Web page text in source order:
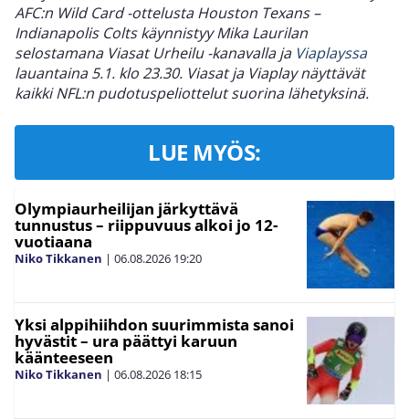
AFC:n Wild Card -ottelusta Houston Texans –
Indianapolis Colts käynnistyy Mika Laurilan
selostamana Viasat Urheilu -kanavalla ja Viaplayssa
lauantaina 5.1. klo 23.30. Viasat ja Viaplay näyttävät
kaikki NFL:n pudotuspeliottelut suorina lähetyksinä.
LUE MYÖS:
Olympiaurheilijan järkyttävä
tunnustus – riippuvuus alkoi jo 12-
vuotiaana
Niko Tikkanen | 06.08.2026 19:20
Yksi alppihiihdon suurimmista sanoi
hyvästit – ura päättyi karuun
käänteeseen
Niko Tikkanen | 06.08.2026 18:15